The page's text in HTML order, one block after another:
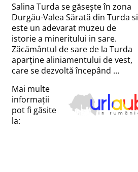
Salina Turda se găsește în zona
Durgău-Valea Sărată din Turda si
este un adevarat muzeu de
istorie a mineritului in sare.
Zăcământul de sare de la Turda
aparţine aliniamentului de vest,
care se dezvoltă începând …
Mai multe
informații
pot fi găsite
la: